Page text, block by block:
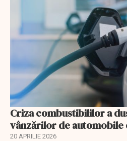
Criza combustibililor a
vânzărilor de
20 APRILIE 2026